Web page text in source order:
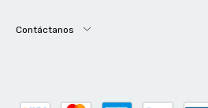
Contáctanos